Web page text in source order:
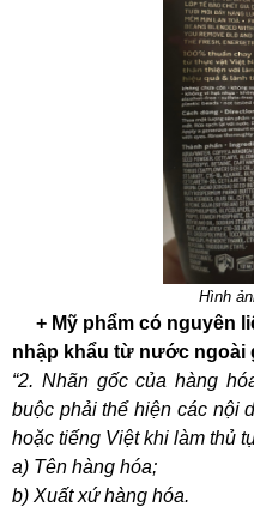
Hình
+ Mỹ phẩm có nguyên
nhập khẩu từ nước ngoài
“2. Nhãn gốc của hàng
buộc phải thể hiện các nội
hoặc tiếng Việt khi làm thủ
a) Tên hàng hóa;
b) Xuất xứ hàng hóa.